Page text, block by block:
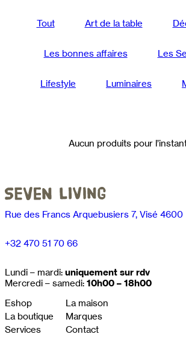
Tout Art de la table
Les bonnes affaires Les
Lifestyle Luminaires
Aucun produits pour
Rue des Francs Arquebusiers 7, Visé 4600
+32 470 51 70 66
Lundi – mardi: uniquement sur rdv
Mercredi – samedi: 10h00 – 18h00
Eshop
La boutique
Services
La maison
Marques
Contact